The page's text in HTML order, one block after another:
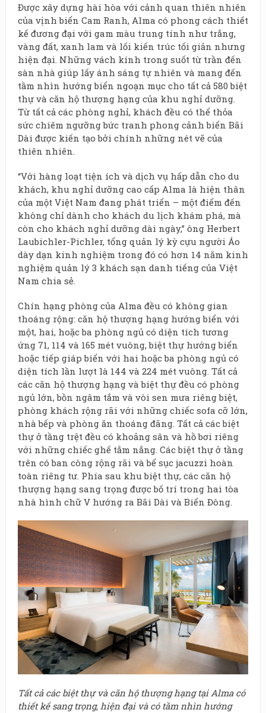
Được xây dựng hài hòa với cảnh quan thiên nhiên
của vịnh biển Cam Ranh, Alma có phong cách thiết
kế đương đại với gam màu trung tính như trắng,
vàng đất, xanh lam và lối kiến trúc tối giản nhưng
hiện đại. Những vách kính trong suốt từ trần đến
sàn nhà giúp lấy ánh sáng tự nhiên và mang đến
tầm nhìn hướng biển ngoạn mục cho tất cả 580 biệt
thự và căn hộ thượng hạng của khu nghỉ dưỡng.
Từ tất cả các phòng nghỉ, khách đều có thể thỏa
sức chiêm ngưỡng bức tranh phong cảnh biển Bãi
Dài được kiến tạo bởi chính những nét vẽ của
thiên nhiên.
“Với hàng loạt tiện ích và dịch vụ hấp dẫn cho du
khách, khu nghỉ dưỡng cao cấp Alma là hiện thân
của một Việt Nam đang phát triển – một điểm đến
không chỉ dành cho khách du lịch khám phá, mà
còn cho khách nghỉ dưỡng dài ngày,” ông Herbert
Laubichler-Pichler, tổng quản lý kỳ cựu người Áo
dày dạn kinh nghiệm trong đó có hơn 14 năm kinh
nghiệm quản lý 3 khách sạn danh tiếng của Việt
Nam chia sẻ.
Chín hạng phòng của Alma đều có không gian
thoáng rộng: căn hộ thượng hạng hướng biển với
một, hai, hoặc ba phòng ngủ có diện tích tương
ứng 71, 114 và 165 mét vuông, biệt thự hướng biển
hoặc tiếp giáp biển với hai hoặc ba phòng ngủ có
diện tích lần lượt là 144 và 224 mét vuông. Tất cả
các căn hộ thượng hạng và biệt thự đều có phòng
ngủ lớn, bồn ngâm tắm và vòi sen mưa riêng biệt,
phòng khách rộng rãi với những chiếc sofa cỡ lớn,
nhà bếp và phòng ăn thoáng đãng. Tất cả các biệt
thự ở tầng trệt đều có khoảng sân và hồ bơi riêng
với những chiếc ghế tắm nắng. Các biệt thự ở tầng
trên có ban công rộng rãi và bể sục jacuzzi hoàn
toàn riêng tư. Phía sau khu biệt thự, các căn hộ
thượng hạng sang trọng được bố trí trong hai tòa
nhà hình chữ V hướng ra Bãi Dài và Biển Đông.
Tất cả các biệt thự và căn hộ thượng hạng tại Alma có
thiết kế sang trọng, hiện đại và có tầm nhìn hướng